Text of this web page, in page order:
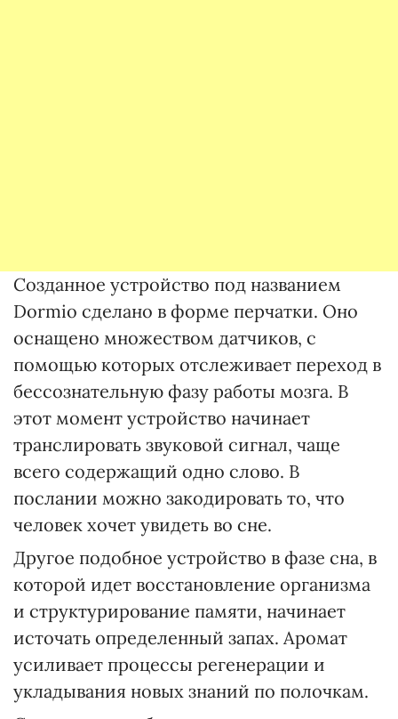
Созданное устройство под названием
Dormio сделано в форме перчатки. Оно
оснащено множеством датчиков, с
помощью которых отслеживает переход в
бессознательную фазу работы мозга. В
этот момент устройство начинает
транслировать звуковой сигнал, чаще
всего содержащий одно слово. В
послании можно закодировать то, что
человек хочет увидеть во сне.
Другое подобное устройство в фазе сна, в
которой идет восстановление организма
и структурирование памяти, начинает
источать определенный запах. Аромат
усиливает процессы регенерации и
укладывания новых знаний по полочкам.